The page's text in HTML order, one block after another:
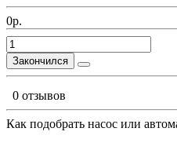
0р.
Закончился
0 отзывов
Как подобрать насос или